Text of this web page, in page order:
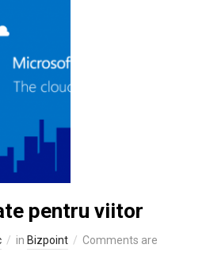
pentru viitor
in Bizpoint
Comments are